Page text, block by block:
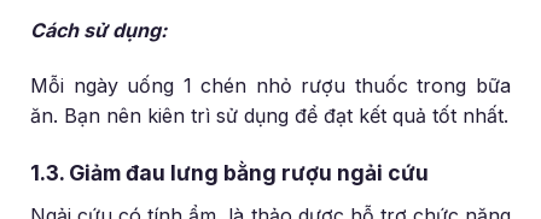
Cách sử dụng:
Mỗi ngày uống 1 chén nhỏ rượu thuốc trong bữa
ăn. Bạn nên kiên trì sử dụng để đạt kết quả tốt nhất.
1.3. Giảm đau lưng bằng rượu ngải cứu